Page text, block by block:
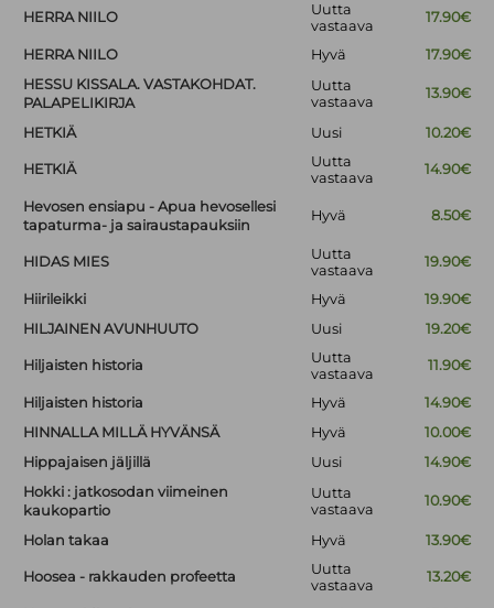
HERRA NIILO
Uutta
vastaava
17.90€
HERRA NIILO Hyvä
17.90€
HESSU KISSALA. VASTAKOHDAT.
PALAPELIKIRJA
Uutta
vastaava
13.90€
HETKIÄ Uusi 10.20€
HETKIÄ
Uutta
vastaava
14.90€
Hevosen ensiapu - Apua hevosellesi
tapaturma- ja sairaustapauksiin
Hyvä 8.50€
HIDAS MIES
Uutta
vastaava
19.90€
Hiirileikki Hyvä
19.90€
HILJAINEN AVUNHUUTO
Uusi 19.20€
Hiljaisten historia
Uutta
vastaava
11.90€
Hiljaisten historia Hyvä
14.90€
HINNALLA MILLÄ HYVÄNSÄ
Hyvä
10.00€
Hippajaisen jäljillä
Uusi
14.90€
Hokki : jatkosodan viimeinen
kaukopartio
Uutta
vastaava
10.90€
Holan takaa Hyvä 13.90€
Hoosea - rakkauden profeetta
Uutta
vastaava
13.20€